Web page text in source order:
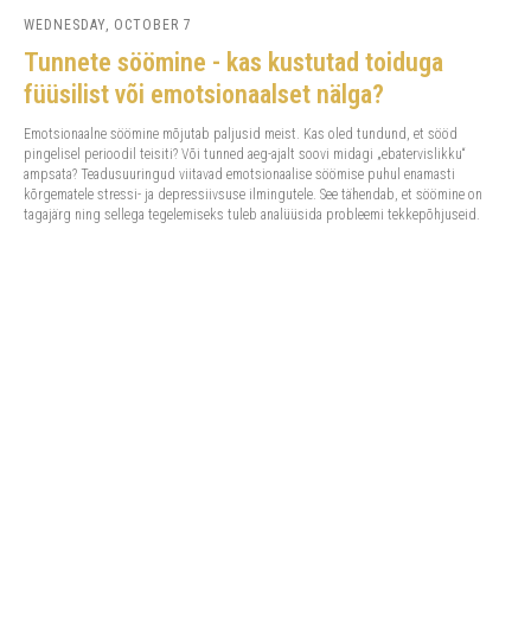
WEDNESDAY, OCTOBER 7
Tunnete söömine - kas kustutad toiduga
füüsilist või emotsionaalset nälga?
Emotsionaalne söömine mõjutab paljusid meist. Kas oled tundund, et sööd
pingelisel perioodil teisiti? Või tunned aeg-ajalt soovi midagi „ebatervislikku“
ampsata? Teadusuuringud viitavad emotsionaalise söömise puhul enamasti
kõrgematele stressi- ja depressiivsuse ilmingutele. See tähendab, et söömine on
tagajärg ning sellega tegelemiseks tuleb analüüsida probleemi tekkepõhjuseid.